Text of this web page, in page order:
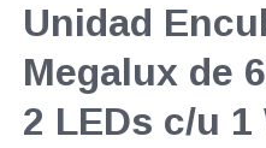
Unidad
Megalux de
2 LEDs c/u